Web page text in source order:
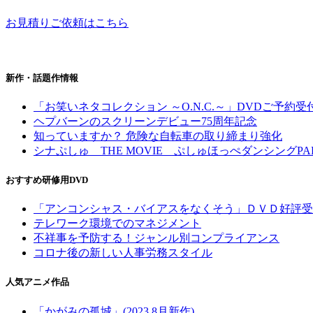
お見積りご依頼はこちら
新作・話題作情報
「お笑いネタコレクション ～O.N.C.～」DVDご予約受
ヘプバーンのスクリーンデビュー75周年記念
知っていますか？ 危険な自転車の取り締まり強化
シナぷしゅ THE MOVIE ぷしゅほっぺダンシング
おすすめ研修用DVD
「アンコンシャス・バイアスをなくそう」ＤＶＤ好評
テレワーク環境でのマネジメント
不祥事を予防する！ジャンル別コンプライアンス
コロナ後の新しい人事労務スタイル
人気アニメ作品